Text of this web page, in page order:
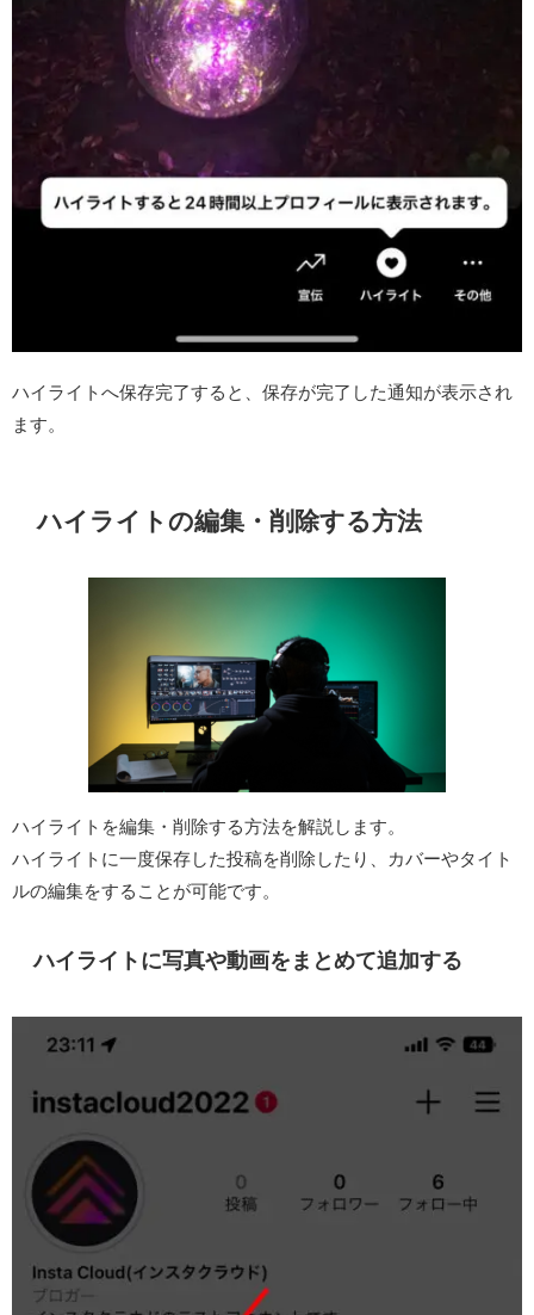
ハイライトへ保存完了すると、保存が完了した通知が表示され
ます。
ハイライトの編集・削除する方法
ハイライトを編集・削除する方法を解説します。
ハイライトに一度保存した投稿を削除したり、カバーやタイト
ルの編集をすることが可能です。
ハイライトに写真や動画をまとめて追加する